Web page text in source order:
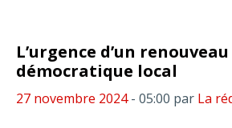
L’urgence d’un renouveau
démocratique local
27 novembre 2024- 05:00 par La